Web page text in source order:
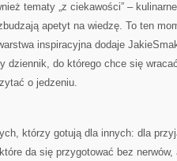
tematy „z ciekawości” –
apetyt na wiedzę. To ten
inspiracyjna dodaje
dziennik, do którego chce się
o jedzeniu.
którzy gotują dla innych: dla
da się przygotować bez